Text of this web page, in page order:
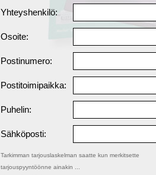
Yhteyshenkilö:
Osoite:
Postinumero:
Postitoimipaikka:
Puhelin:
Sähköposti:
Tarkimman tarjouslaskelman saatte kun merkitsette
tarjouspyyntöönne ainakin ...